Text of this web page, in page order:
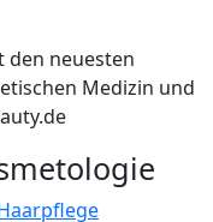
den neuesten
Medizin und